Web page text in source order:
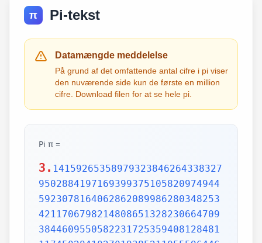
π Pi-tekst
Datamængde meddelelse
På grund af det omfattende antal cifre i pi viser
den nuværende side kun de første en million
cifre. Download filen for at se hele pi.
Pi π =
3. 1415926535897932384626433832795028841971693993751058209749445923078164062862089986280348253421170679821480865132823066470938446095505822317253594081284811174502841027019385211055596446229489549303819644288109756659334461284756482337867831652712019091456485669234603486104543266482133936072602491412737245870066063155881748815209209628292540917153643678925903600113305305488204665213841469519415116094330572703657595919530921861173819326117931051185480744623799627495673518857527248912279381830119491298336733624406566430860213949463952247371907021798609437027705392171762931767523846748184676694051320005681271452635608277857713427577896091736371787214684409012249534301465495853710507922796892589235420199561121290219608640344181598136297747713099605187072113499999983729780499510597317328160963185950244594553469083026425223082533446850352619311881710100031378387528865875332083814206171776691473035982534904287554687311595628638823537875937519577818577805321712268066130019278766111959092164201989380952572010654858632788659361533818279682303019520353018529689957736225994138912497217752834791315155748572424541506959508295331168617278558890750983817546374649393192550604009277016711390098488240128583616035637076601047101819429555961989467678374494482553797747268471040475346462080466842590694912933136770289891521047521620569660240580381501935112533824300355876402474964732639141992726042699227967823547816360093417216412199245863150302861829745557067498385054945885869269956909272107975093029553211653449872027559602364806654991198818347977535663698074265425278625518184175746728909777727938000816470600161452491921732172147723501414419735685481613611573525521334757418494684385233239073941433345477624168625189835694855620992192221842725502542568876717904946016534668049886272327917860857843838279679766814541009538837863609506800642251252051173929848960841284886269456042419652850222106611863067442786220391949450471237137869609563643719172874677646575739624138908658326459958133904780275900994657640789512694683983525957098258226205224894077267194782684826014769909026401363944374553050682034962524517493996514314298091906592509372216964615157098583874105978859597729754989301617539284681382686838689427741559918559252459539594310499725246808459872736446958486538367362226260991246080512438843904512441365497627807977156914359977001296160894416948685558484063534220722258284886481584560285060168427394522674676788952521385225499546667278239864565961163548862305774564980355936345681743241125150760694794510965960940252288797108931456691368672287489405601015033086179286809208747609178249385890097149096759852613655497818931297848216829989487226588048575640142704775551323796414515237462343645428584447952658678210511413547357395231134271661021359695362314429524849371871101457654035902799344037420073105785390621983874478084784896833214457138687519435064302184531910484810053706146806749192781911979399520614196634287544406437451237181921799983910159195618146751426912397489409071864942319615679452080951465502252316038819301420937621378559566389377870830390697920773467221825625996615014215030680384477345492026054146659252014974428507325186660021324340881907104863317346496514539057962685610055081066587969981635747363840525714591028970641401109712062804390397595156771577004203378699360072305587631763594218731251471205329281918261861258673215791984148488291644706095752706957220917567116722910981690915280173506712748583222871835209353965725121083579151369882091444210067510334671103141267111369908658516398315019701651511685171437657618351556508849099898599823873455283316355076479185358932261854896321329330898570642046752590709154814165498594616371802709819943099244889575712828905923233260972997120844335732654893823911932597463667305836041428138830320382490375898524374417029132765618093773444030707469211201913020330380197621101100449293215160842444859637669838952286847831235526582131449576857262433441893039686426243410773226978028073189154411010446823252716201052652272111660396665573092547110557853763466820653109896526918620564769312570586356620185581007293606598764861179104533488503461136576867532494416680396265797877185560845529654126654085306143444318586769751456614068007002378776591344017127494704205622305389945613140711270004078547332699390814546646458807972708266830634328587856983052358089330657574067954571637752542021149557615814002501262285941302164715509792592309907965473761255176567513575178296664547791745011299614890304639947132962107340437518957359614589019389713111790429782856475032031986915140287080859904801094121472213179476477726224142548545403321571853061422881375850430633217518297986622371721591607716692547487389866549494501146540628433663937900397692656721463853067360965712091807638327166416274888800786925602902284721040317211860820419000422966171196377921337575114959501566049631862947265473642523081770367515906735023507283540567040386743513622224771589150495309844489333096340878076932599397805419341447377441842631298608099888687413260472156951623965864573021631598193195167353812974167729478672422924654366800980676928238280689964004824354037014163149658979409243237896907069779422362508221688957383798623001593776471651228935786015881617557829735233446042815126272037343146531977774160319906655418763979293344195215413418994854447345673831624993419131814809277771038638773431772075456545322077709212019051660962804909263601975988281613323166636528619326686336062735676303544776280350450777235547105859548702790814356240145171806246436267945612753181340783303362542327839449753824372058353114771199260638133467768796959703098339130771098704085913374641442822772634659470474587847787201927715280731767907707157213444730605700733492436931138350493163128404251219256517980694113528013147013047816437885185290928545201165839341965621349143415956258658655705526904965209858033850722426482939728584783163057777560688876446248246857926039535277348030480290058760758251047470916439613626760449256274204208320856611906254543372131535958450687724602901618766795240616342522577195429162991930645537799140373404328752628889639958794757291746426357455254079091451357111369410911939325191076020825202618798531887705842972591677813149699009019211697173727847684726860849003377024242916513005005168323364350389517029893922334517220138128069650117844087451960121228599371623130171144484640903890644954440061986907548516026327505298349187407866808818338510228334508504860825039302133219715518430635455007668282949304137765527939751754613953984683393638304746119966538581538420568533862186725233402830871123282789212507712629463229563989898935821167456270102183564622013496715188190973038119800497340723961036854066431939509790190699639552453005450580685501956730229219139339185680344903982059551002263535361920419947455385938102343955449597783779023742161727111723643435439478221818528624085140066604433258885698670543154706965747458550332323342107301545940516553790686627333799585115625784322988273723198987571415957811196358330059408730681216028764962867446047746491599505497374256269010490377819868359381465741268049256487985561453723478673303904688383436346553794986419270563872931748723320837601123029911367938627089438799362016295154133714248928307220126901475466847653576164773794675200490757155527819653621323926406160136358155907422020203187277605277219005561484255518792530343513984425322341576233610642506390497500865627109535919465897514131034822769306247435363256916078154781811528436679570611086153315044521274739245449454236828860613408414863776700961207151249140430272538607648236341433462351897576645216413767969031495019108575984423919862916421939949072362346468441173940326591840443780513338945257423995082965912285085558215725031071257012668302402929525220118726767562204154205161841634847565169998116141010029960783869092916030288400269104140792886215078424516709087000699282120660418371806535567252532567532861291042487761825829765157959847035622262934860034158722980534989650226291748788202734209222245339856264766914905562842503912757710284027998066365825488926488025456610172967026640765590429099456815065265305371829412703369313785178609040708667114965583434347693385781711386455873678123014587687126603489139095620099393610310291616152881384379099042317473363948045759314931405297634757481193567091101377517210080315590248530906692037671922033229094334676851422144773793937517034436619910403375111735471918550464490263655128162288244625759163330391072253837421821408835086573917715096828874782656995995744906617583441375223970968340800535598491754173818839994469748676265516582765848358845314277568790029095170283529716344562129640435231176006651012412006597558512761785838292041974844236080071930457618932349229279650198751872127267507981255470958904556357921221033346697499235630254947802490114195212382815309114079073860251522742995818072471625916685451333123948049470791191532673430282441860414263639548000448002670496248201792896476697583183271314251702969234889627668440323260927524960357996469256504936818360900323809293459588970695365349406034021665443755890045632882250545255640564482465151875471196218443965825337543885690941130315095261793780029741207665147939425902989695946995565761218656196733786236256125216320862869222103274889218654364802296780705765615144632046927906821207388377814233562823608963208068222468012248261177185896381409183903673672220888321513755600372798394004152970028783076670944474560134556417254370906979396122571429894671543578468788614445812314593571984922528471605049221242470141214780573455105008019086996033027634787081081754501193071412233908663938339529425786905076431006383519834389341596131854347546495569781038293097164651438407007073604112373599843452251610507027056235266012764848308407611830130527932054274628654036036745328651057065874882256981579367897669742205750596834408697350201410206723585020072452256326513410559240190274216248439140359989535394590944070469120914093870012645600162374288021092764579310657922955249887275846101264836999892256959688159205600101655256375678